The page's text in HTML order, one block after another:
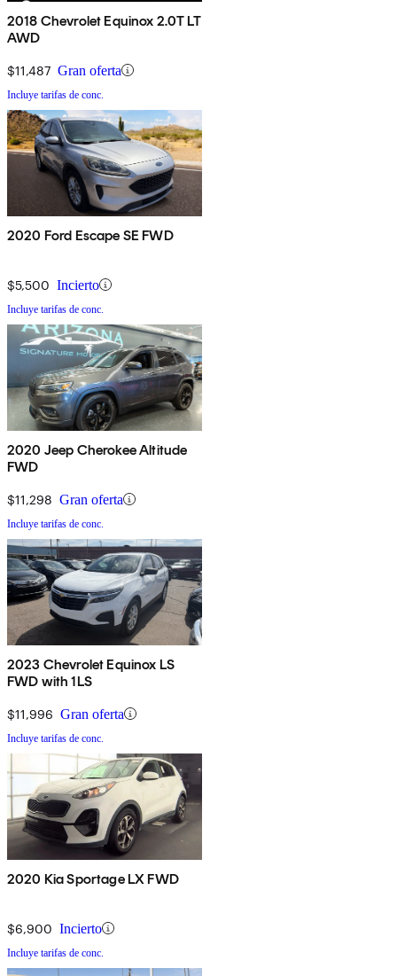
2018 Chevrolet Equinox 2.0T LT
AWD
$11,487 Gran oferta
Incluye tarifas de conc.
2020 Ford Escape SE FWD
$5,500 Incierto
Incluye tarifas de conc.
2020 Jeep Cherokee Altitude
FWD
$11,298 Gran oferta
Incluye tarifas de conc.
2023 Chevrolet Equinox LS
FWD with 1LS
$11,996 Gran oferta
Incluye tarifas de conc.
2020 Kia Sportage LX FWD
$6,900 Incierto
Incluye tarifas de conc.